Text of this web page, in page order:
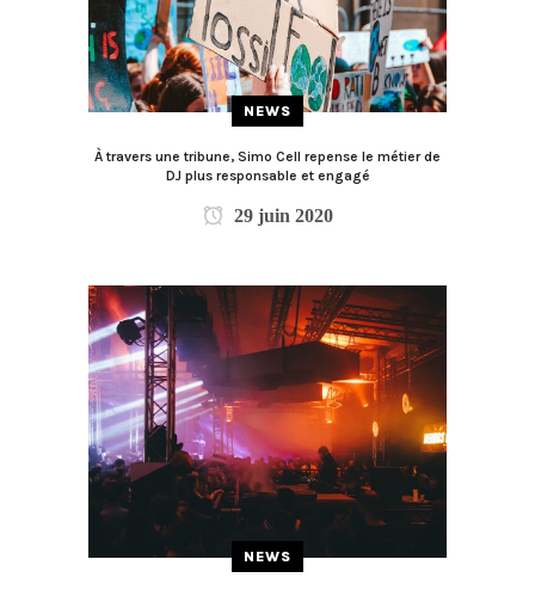
NEWS
À travers une tribune, Simo Cell repense le métier de
DJ plus responsable et engagé
29 juin 2020
NEWS